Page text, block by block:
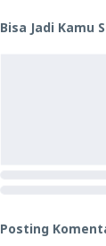
Bisa Jadi Kamu
Posting